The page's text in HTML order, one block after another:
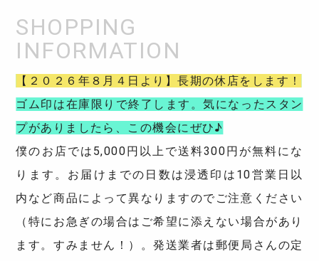
【２０２６年８月４日より】長期の休店をします！
ゴム印は在庫限りで終了します。気になったスタン
プがありましたら、この機会にぜひ♪
僕のお店では5,000円以上で送料300円が無料にな
ります。お届けまでの日数は浸透印は10営業日以
内など商品によって異なりますのでご注意ください
（特にお急ぎの場合はご希望に添えない場合があり
ます。すみません！）。発送業者は郵便局さんの定